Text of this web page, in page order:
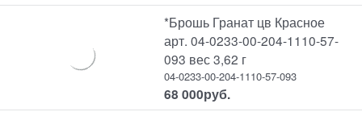
*Брошь Гранат цв Красное
арт. 04-0233-00-204-1110-57-
093 вес 3,62 г
04-0233-00-204-1110-57-093
68 000руб.